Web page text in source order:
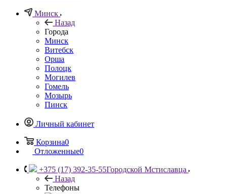
Минск
Назад
Города
Минск
Витебск
Орша
Полоцк
Могилев
Гомель
Мозырь
Пинск
Личный кабинет
Корзина0
Отложенные0
+375 (17) 392-35-55Городской Мстиславца
Назад
Телефоны